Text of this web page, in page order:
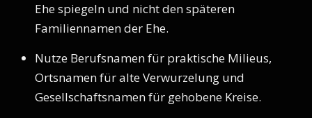
Ehe spiegeln und nicht den späteren
Familiennamen der Ehe.
Nutze Berufsnamen für praktische Milieus,
Ortsnamen für alte Verwurzelung und
Gesellschaftsnamen für gehobene Kreise.